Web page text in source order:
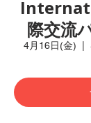
際交流
4月16日(金)